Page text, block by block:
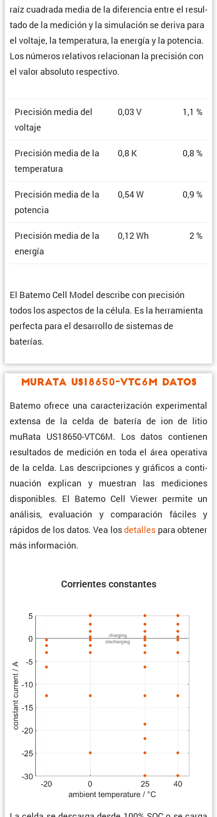
raíz cuadrada media de la diferencia entre el resul­
tado de la medición y la simula­ción se deriva para
el voltaje, la tempe­ra­tura, la energía y la potencia.
Los números relativos relacionan la preci­sión con
el valor absoluto respectivo.
Preci­sión media del
voltaje
0,03 V 1,1 %
Preci­sión media de la
temperatura
0,8 K 0,8 %
Preci­sión media de la
potencia
0,54 W 0,9 %
Preci­sión media de la
energía
0,12 Wh 2 %
El Batemo Cell Model describe con preci­sión
todos los aspectos de la célula. Es la herra­mienta
perfecta para el desarrollo de sistemas de
baterías.
muRata US18650-VTC6M Datos
Batemo ofrece una carac­te­ri­za­ción experi­mental
extensa de la celda de batería de ion de litio
muRata US18650-VTC6M. Los datos contienen
resul­tados de medición en toda el área opera­tiva
de la celda. Las descrip­ciones y gráficos a conti­
nua­ción explican y muestran las mediciones
dispo­ni­bles. El Batemo Cell Viewer permite un
análisis, evalua­ción y compa­ra­ción fáciles y
rápidos de los datos. Vea losdetalles para obtener
más información.
Corrientes constantes